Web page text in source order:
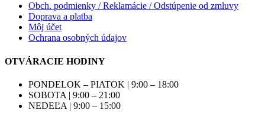
Obch. podmienky / Reklamácie / Odstúpenie od zmluvy
Doprava a platba
Môj účet
Ochrana osobných údajov
OTVÁRACIE HODINY
PONDELOK – PIATOK | 9:00 – 18:00
SOBOTA | 9:00 – 21:00
NEDEĽA | 9:00 – 15:00